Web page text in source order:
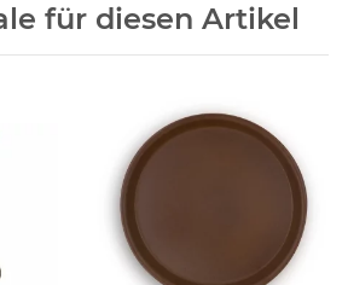
für diesen Artikel